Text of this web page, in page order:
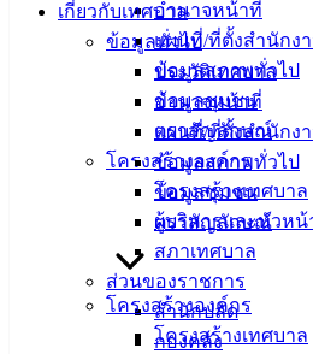
อำนาจหน้าที่
แผนที่/ที่ตั้งสำนักงา
ข้อมูลสภาพทั่วไป
ข้อมูลชุมชน
ตราสัญลักษณ์
โครงสร้างองค์กร
โครงสร้างเทศบาล
ผู้บริหารและหัวหน้
สภาเทศบาล
ส่วนของราชการ
สำนักปลัด
กองคลัง
เกี่ยวกับเทศบาล
ข้อมูลทั่วไป
ประวัติเทศบาล
อำนาจหน้าที่
แผนที่/ที่ตั้งสำนักงา
ข้อมูลสภาพทั่วไป
ข้อมูลชุมชน
ตราสัญลักษณ์
โครงสร้างองค์กร
โครงสร้างเทศบาล
ธันวาคม 17, 2025 ธันวาคม 18,
ประกาศผู้ชนะ